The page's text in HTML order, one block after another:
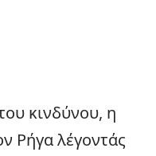
κινδύνου, η
Ρήγα λέγοντάς